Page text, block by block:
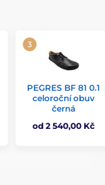
PEGRES BF 81 0.1
celoroční obuv
černá
od 2 540,00 Kč